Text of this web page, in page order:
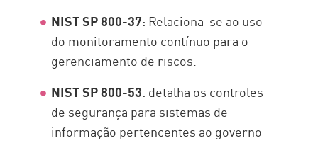
NIST SP 800-37: Relaciona-se ao uso
do monitoramento contínuo para o
gerenciamento de riscos.
NIST SP 800-53: detalha os controles
de segurança para sistemas de
informação pertencentes ao governo